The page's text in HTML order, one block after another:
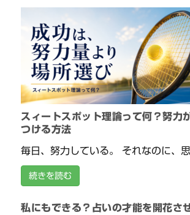
スィートスポット理論って何？努力
つける方法
毎日、努力している。 それなのに、思
続きを読む
私にもできる？占いの才能を開花さ